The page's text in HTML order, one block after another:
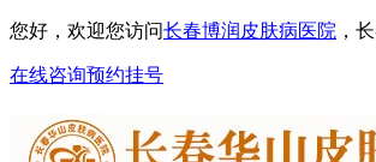
您好，欢迎您访问长春博润皮肤病医院 ，
在线咨询预约挂号